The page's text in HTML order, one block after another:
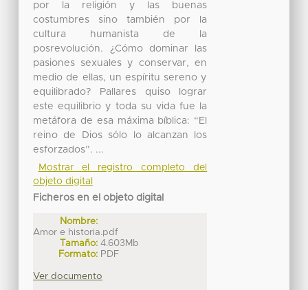
por la religión y las buenas
costumbres sino también por la
cultura humanista de la
posrevolución. ¿Cómo dominar las
pasiones sexuales y conservar, en
medio de ellas, un espíritu sereno y
equilibrado? Pallares quiso lograr
este equilibrio y toda su vida fue la
metáfora de esa máxima bíblica: “El
reino de Dios sólo lo alcanzan los
esforzados”. ...
Mostrar el registro completo del
objeto digital
Ficheros en el objeto digital
Nombre:
Amor e historia.pdf
Tamaño: 4.603Mb
Formato: PDF
Ver documento